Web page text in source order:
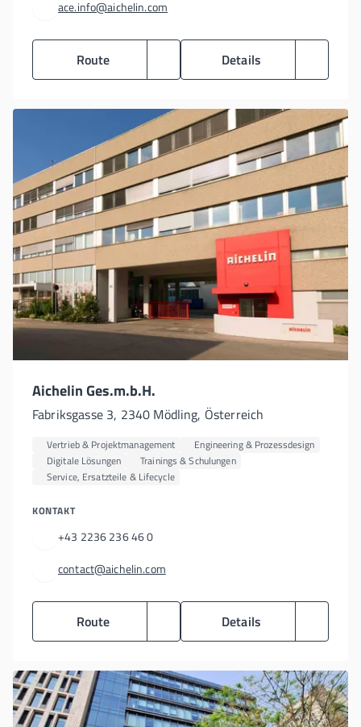
ace.info@aichelin.com
Route Details
Aichelin Ges.m.b.H.
Fabriksgasse 3, 2340 Mödling, Österreich
Vertrieb & Projektmanagement
Engineering & Prozessdesign
Digitale Lösungen
Trainings & Schulungen
Service, Ersatzteile & Lifecycle
KONTAKT
+43 2236 236 46 0
contact@aichelin.com
Route Details